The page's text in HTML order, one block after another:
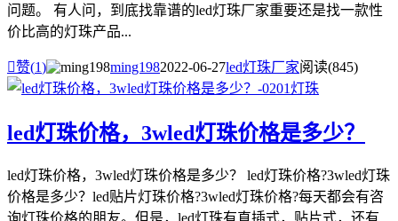
问题。 有人问，到底找靠谱的led灯珠厂家重要还是找一款性
价比高的灯珠产品...
赞(1) ming1982022-06-27led灯珠厂家阅读(845)
led灯珠价格，3wled灯珠价格是多少？
led灯珠价格，3wled灯珠价格是多少？ led灯珠价格?3wled灯珠
价格是多少？led贴片灯珠价格?3wled灯珠价格?每天都会有咨